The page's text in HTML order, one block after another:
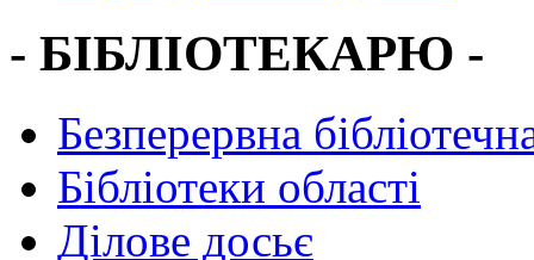
- БІБЛІОТЕКАРЮ -
Безперервна
Бібліотеки області
Ділове досьє